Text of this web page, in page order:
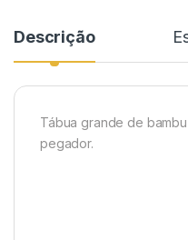
Descrição
Tábua grande de
pegador.